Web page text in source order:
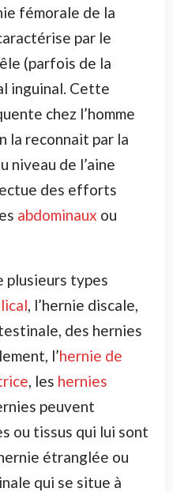
fémorale de la
par le
(parfois de la
inguinal. Cette
chez l’homme
la reconnait par la
niveau de l’aine
des efforts
abdominaux ou
plusieurs types
, l’hernie discale,
des hernies
l’hernie de
, les hernies
peuvent
ou tissus qui lui sont
étranglée ou
qui se situe à